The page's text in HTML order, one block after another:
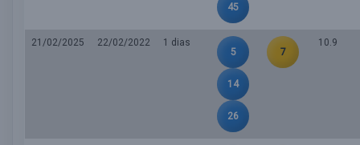
45
21/02/2025 22/02/2022
1 dias
5
14
26
7
10.9